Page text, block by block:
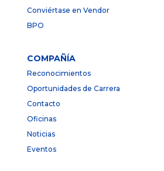
Conviértase en Vendor
BPO
COMPAÑÍA
Reconocimientos
Oportunidades de Carrera
Contacto
Oficinas
Noticias
Eventos